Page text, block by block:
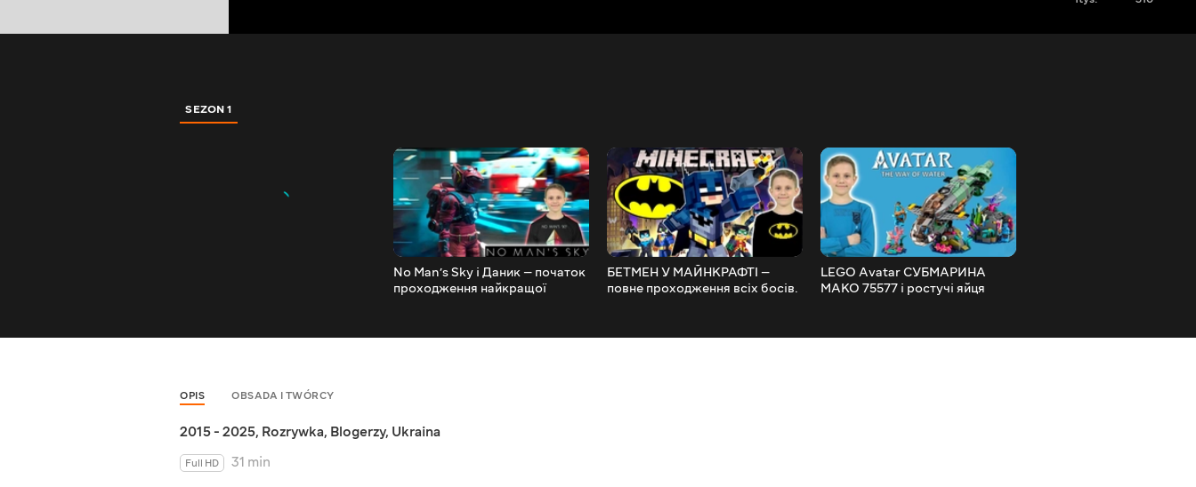
SEZON 1
No Man’s Sky і Даник — початок
проходження найкращої
БЕТМЕН У МАЙНКРАФТІ —
повне проходження всіх босів.
LEGO Avatar СУБМАРИНА
МАКО 75577 і ростучі яйця
OPIS OBSADA I TWÓRCY
2015 - 2025, Rozrywka, Blogerzy, Ukraina
Full HD
31 min